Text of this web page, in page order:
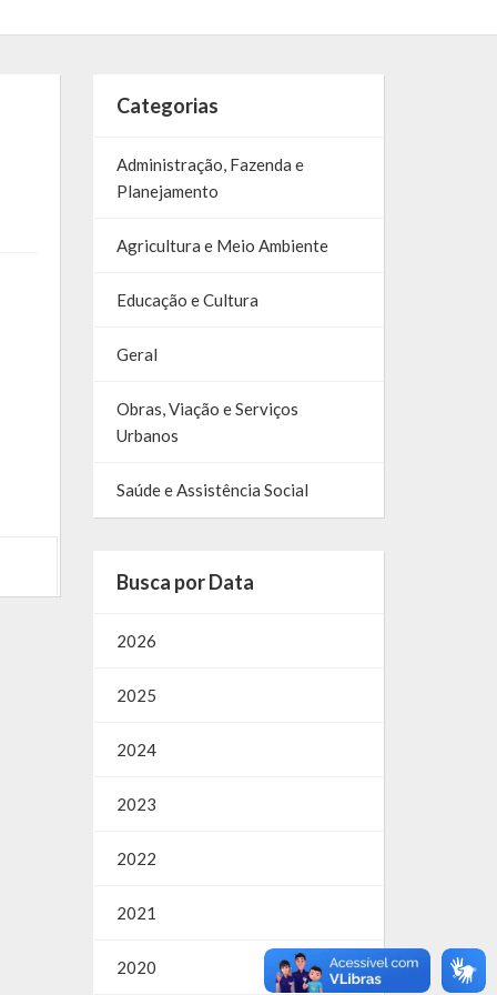
Categorias
Administração, Fazenda e
Planejamento
Agricultura e Meio Ambiente
Educação e Cultura
Geral
Obras, Viação e Serviços
Urbanos
Saúde e Assistência Social
Busca por Data
2026
2025
2024
2023
2022
2021
2020